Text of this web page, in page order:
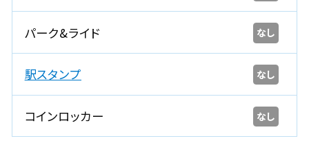
パーク&ライド なし
駅スタンプ なし
コインロッカー なし